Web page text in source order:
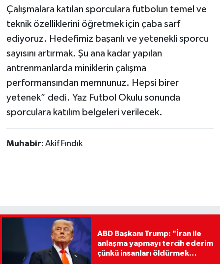
Çalışmalara katılan sporculara futbolun temel ve
teknik özelliklerini öğretmek için çaba sarf
ediyoruz. Hedefimiz başarılı ve yetenekli sporcu
sayısını artırmak. Şu ana kadar yapılan
antrenmanlarda miniklerin çalışma
performansından memnunuz. Hepsi birer
yetenek” dedi. Yaz Futbol Okulu sonunda
sporculara katılım belgeleri verilecek.
Muhabir: Akif Fındık
ABD Başkanı Trump: "İran ile
anlaşma yapmayı tercih ederim
çünkü insanları öldürmek